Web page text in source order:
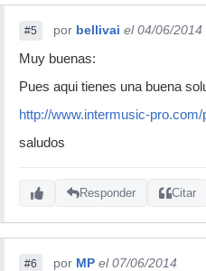
#5 por bellivai el 04/06/2014
Muy buenas:
Pues aqui tienes una buena
http://www.intermusic-
saludos
Responder Citar
#6 por MP el 07/06/2014